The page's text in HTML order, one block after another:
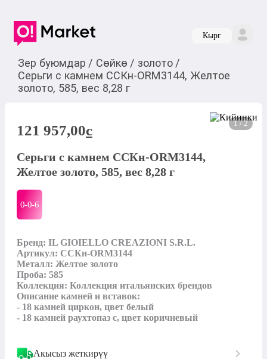
Кырг
Зер буюмдар / Сөйкө / золото /
Серьги с камнем ССКн-ORM3144, Желтое
золото, 585, вес 8,28 г
1 / 2
121 957,00c
Серьги с камнем ССКн-ORM3144,
Желтое золото, 585, вес 8,28 г
0-0-6
Бренд: IL GIOIELLO CREAZIONI S.R.L.
Артикул: ССКн-ORM3144
Металл: Желтое золото
Проба: 585
Коллекция: Коллекция итальянских брендов
Описание камней и вставок:
- 18 камней циркон, цвет белый
- 18 камней раухтопаз с, цвет коричневый
Акысыз жеткирүү